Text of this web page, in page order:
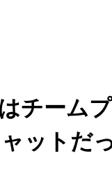
はチーム
ットだ